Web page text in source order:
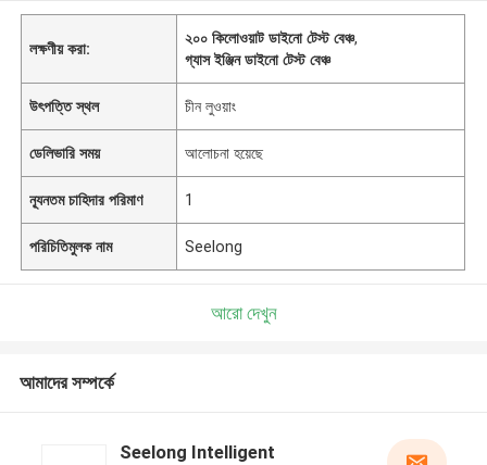
লক্ষণীয় করা:
২০০ কিলোওয়াট ডাইনো টেস্ট বেঞ্চ,
গ্যাস ইঞ্জিন ডাইনো টেস্ট বেঞ্চ
উৎপত্তি স্থল চীন লুওয়াং
ডেলিভারি সময় আলোচনা হয়েছে
ন্যূনতম চাহিদার পরিমাণ 1
পরিচিতিমুলক নাম Seelong
আরো দেখুন
আমাদের সম্পর্কে
Seelong Intelligent